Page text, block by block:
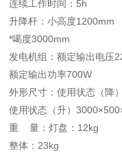
连续工作时间：5h
升降杆：小高度1200mm
*噶度3000mm
发电机组：额定输出电压
额定输出功率700W
外形尺寸：使用状态（降
使用状态（升）
重 量：灯盘：12kg
整体：23kg